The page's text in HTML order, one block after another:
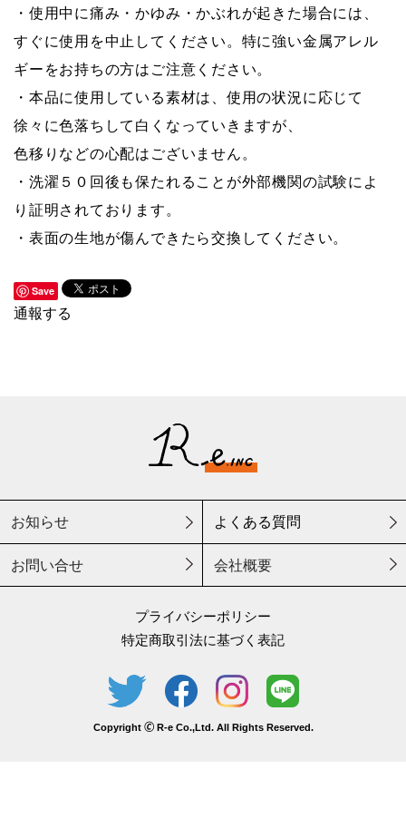
・使用中に痛み・かゆみ・かぶれが起きた場合には、
すぐに使用を中止してください。特に強い金属アレル
ギーをお持ちの方はご注意ください。
・本品に使用している素材は、使用の状況に応じて
徐々に色落ちして白くなっていきますが、
色移りなどの心配はございません。
・洗濯５０回後も保たれることが外部機関の試験によ
り証明されております。
・表面の生地が傷んできたら交換してください。
Save
通報する
お知らせ よくある質問
お問い合せ 会社概要
プライバシーポリシー
特定商取引法に基づく表記
Copyright 🄫 R-e Co.,Ltd. All Rights Reserved.